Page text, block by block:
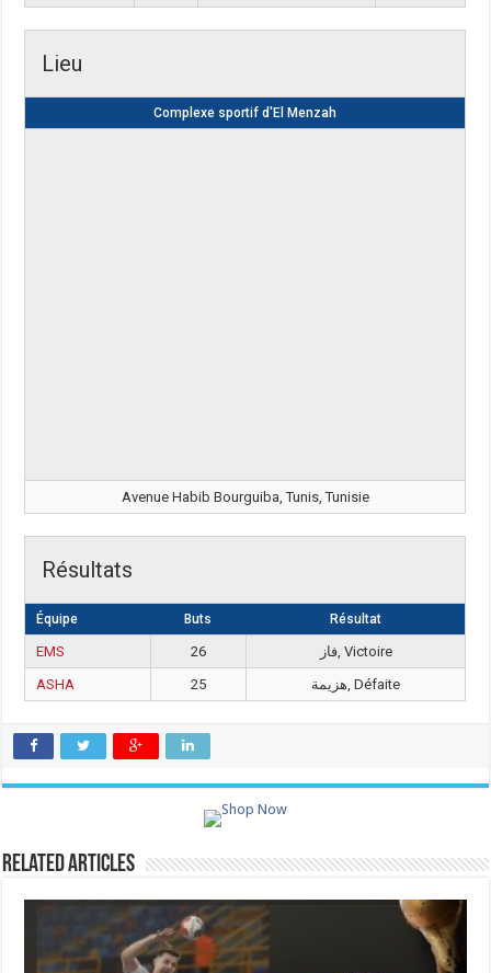
Lieu
Complexe sportif d'El Menzah
Avenue Habib Bourguiba, Tunis, Tunisie
Résultats
Équipe Buts Résultat
EMS 26
فاز, Victoire
ASHA
25 هزيمة, Défaite
Related Articles